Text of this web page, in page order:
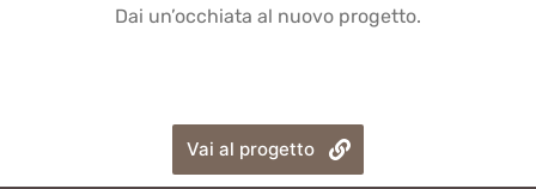
Dai un’occhiata al nuovo progetto.
Vai al progetto